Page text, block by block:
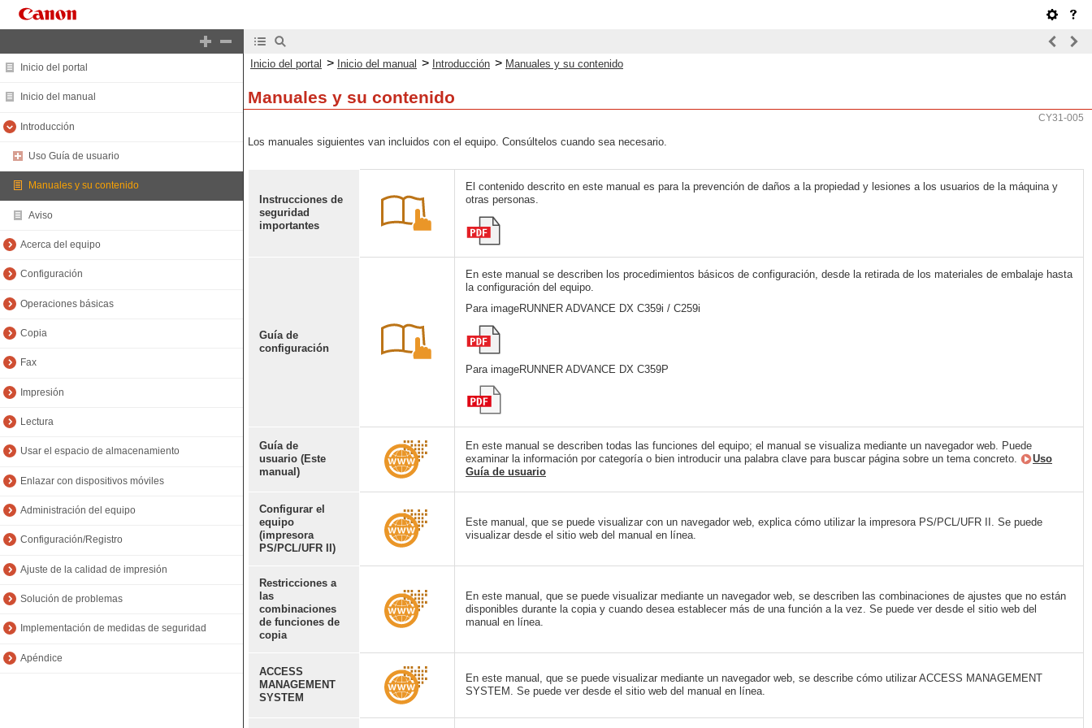
Inicio del portal
Inicio del manual
Introducción
Uso Guía de usuario
Manuales y su contenido
Aviso
Acerca del equipo
Configuración
Operaciones básicas
Copia
Fax
Impresión
Lectura
Usar el espacio de almacenamiento
Enlazar con dispositivos móviles
Administración del equipo
Configuración/Registro
Ajuste de la calidad de impresión
Solución de problemas
Implementación de medidas de seguridad
Apéndice
Inicio del portal > Inicio del manual > Introducción > Manuales y su contenido
Manuales y su contenido
CY31-005
Los manuales siguientes van incluidos con el equipo. Consúltelos cuando sea necesario.
Instrucciones de
seguridad
importantes
El contenido descrito en este manual es para la prevención de daños a la propiedad y lesiones a los usuarios de la máquina y
otras personas.
Guía de
configuración
En este manual se describen los procedimientos básicos de configuración, desde la retirada de los materiales de embalaje hasta
la configuración del equipo.
Para imageRUNNER ADVANCE DX C359i / C259i
Para imageRUNNER ADVANCE DX C359P
Guía de
usuario (Este
manual)
En este manual se describen todas las funciones del equipo; el manual se visualiza mediante un navegador web. Puede
examinar la información por categoría o bien introducir una palabra clave para buscar página sobre un tema concreto.
Uso
Guía de usuario
Configurar el
equipo
(impresora
PS/PCL/UFR II)
Este manual, que se puede visualizar con un navegador web, explica cómo utilizar la impresora PS/PCL/UFR II. Se puede
visualizar desde el sitio web del manual en línea.
Restricciones a
las
combinaciones
de funciones de
copia
En este manual, que se puede visualizar mediante un navegador web, se describen las combinaciones de ajustes que no están
disponibles durante la copia y cuando desea establecer más de una función a la vez. Se puede ver desde el sitio web del
manual en línea.
ACCESS
MANAGEMENT
SYSTEM
En este manual, que se puede visualizar mediante un navegador web, se describe cómo utilizar ACCESS MANAGEMENT
SYSTEM. Se puede ver desde el sitio web del manual en línea.